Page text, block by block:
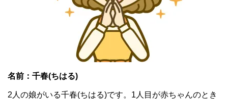
名前：千春(ちはる)
2人の娘がいる千春(ちはる)です。1人目が赤ちゃんのとき